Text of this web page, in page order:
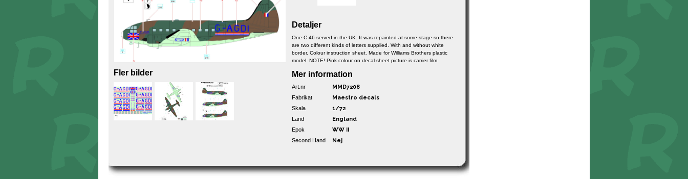
Fler bilder
Detaljer
One C-46 served in the UK. It was repainted at some stage so there
are two different kinds of letters supplied. With and without white
border. Colour instruction sheet. Made for Williams Brothers plastic
model. NOTE! Pink colour on decal sheet picture is carrier film.
Mer information
Art.nr MMD7208
Fabrikat Maestro decals
Skala 1/72
Land England
Epok WW II
Second Hand Nej